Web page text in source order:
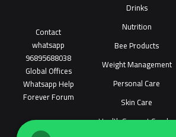
Drinks
Nutrition
Bee Products
Weight Management
Personal Care
Skin Care
Health Support Combo
Contact
whatsapp
96895688038
Global Offices
Whatsapp Help
Forever Forum